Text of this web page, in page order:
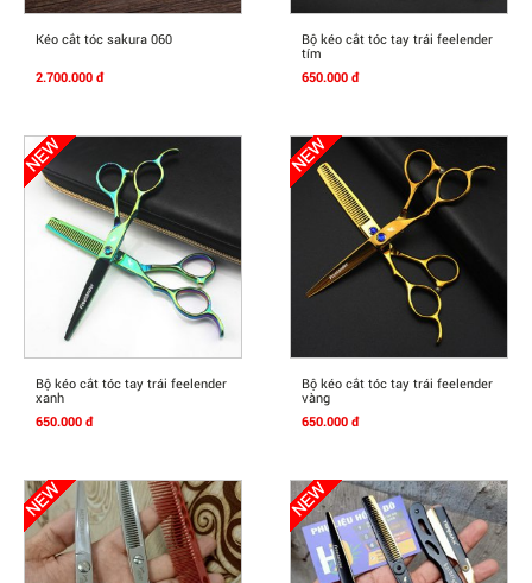
Mua Ngay
Kéo cắt tóc sakura 060
2.700.000 đ
Mua Ngay
Bộ kéo cắt tóc tay trái feelender
tím
650.000 đ
Mua Ngay
Bộ kéo cắt tóc tay trái feelender
xanh
650.000 đ
Mua Ngay
Bộ kéo cắt tóc tay trái feelender
vàng
650.000 đ